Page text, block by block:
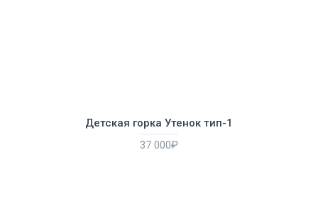
Детская горка Утенок тип-1
37 000₽